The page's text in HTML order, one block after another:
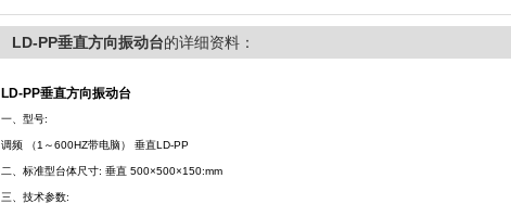
LD-PP垂直方向振动台的详细资料：
LD-PP垂直方向振动台
一、型号:
调频 （1～600HZ带电脑） 垂直LD-PP
二、标准型台体尺寸: 垂直 500×500×150:mm
三、技术参数: